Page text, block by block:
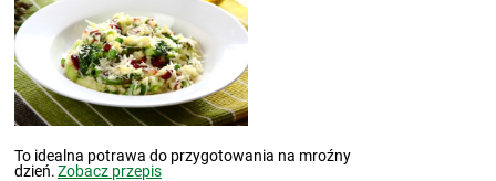
To idealna potrawa do przygotowania na mroźny
dzień.Zobacz przepis